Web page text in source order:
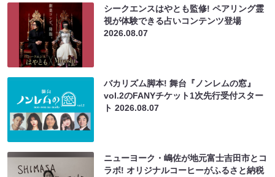
シークエンスはやとも監修! ペアリング霊
視が体験できる占いコンテンツ登場
2026.08.07
バカリズム脚本! 舞台『ノンレムの窓』
vol.2のFANYチケット1次先行受付スター
ト2026.08.07
ニューヨーク・嶋佐が地元富士吉田市とコ
ラボ! オリジナルコーヒーがふるさと納税